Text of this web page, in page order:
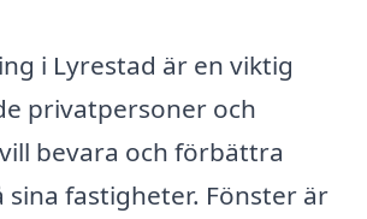
i Lyrestad är en viktig
privatpersoner och
bevara och förbättra
sina fastigheter. Fönster är